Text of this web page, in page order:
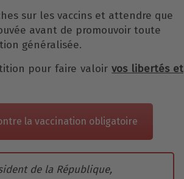
sur les vaccins et attendre que
avant de promouvoir toute
généralisée.
pour faire valoirvos libertés et
la vaccination obligatoire
de la République,